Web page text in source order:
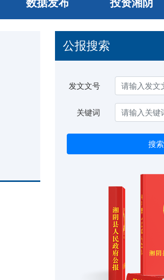
数据发布 投资湘阴
公报搜索
发文文号
关键词
搜索